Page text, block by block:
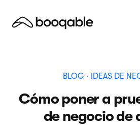
BLOG · IDEAS DE
Cómo poner a
de negocio de